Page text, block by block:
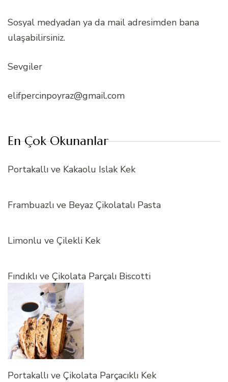
Sosyal medyadan ya da mail adresimden bana
ulaşabilirsiniz.
Sevgiler
elifpercinpoyraz@gmail.com
En Çok Okunanlar
Portakallı ve Kakaolu Islak Kek
Frambuazlı ve Beyaz Çikolatalı Pasta
Limonlu ve Çilekli Kek
Fındıklı ve Çikolata Parçalı Biscotti
Portakallı ve Çikolata Parçacıklı Kek